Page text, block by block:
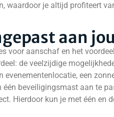
waardoor je altijd profiteert
aan
voor aanschaf en het
de veelzijdige
evenementenlocatie, een
beveiligingsmast aan te
Hierdoor kun je met één en